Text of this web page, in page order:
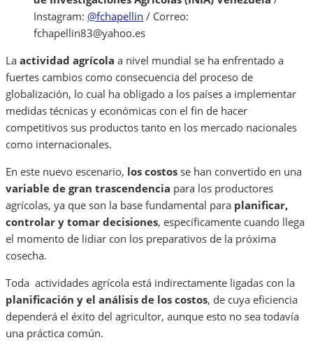
Instagram: @fchapellin / Correo:
fchapellin83@yahoo.es
La actividad agrícola a nivel mundial se ha enfrentado a
fuertes cambios como consecuencia del proceso de
globalización, lo cual ha obligado a los países a implementar
medidas técnicas y económicas con el fin de hacer
competitivos sus productos tanto en los mercado nacionales
como internacionales.
En este nuevo escenario, los costos se han convertido en una
variable de gran trascendencia para los productores
agrícolas, ya que son la base fundamental para planificar,
controlar y tomar decisiones, específicamente cuando llega
el momento de lidiar con los preparativos de la próxima
cosecha.
Toda actividades agrícola está indirectamente ligadas con la
planificación y el análisis de los costos, de cuya eficiencia
dependerá el éxito del agricultor, aunque esto no sea todavía
una práctica común.